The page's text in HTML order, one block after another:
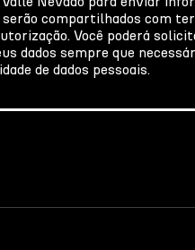
serão compartilhados com
Você poderá
dados sempre que
de dados pessoais.